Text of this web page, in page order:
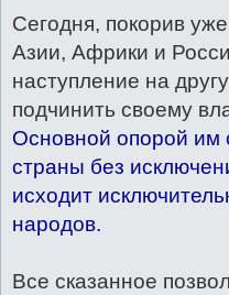
Сегодня, покорив
Азии, Африки и
наступление на
подчинить своему
Основной опорой им
страны без
исходит
народов.
Все сказанное